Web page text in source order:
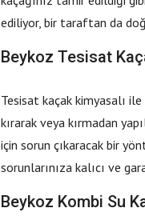
ediliyor, bir taraftan da
Beykoz Tesisat
Tesisat kaçak kimyasalı
kırarak veya kırmadan
için sorun çıkaracak bir
sorunlarınıza kalıcı ve
Beykoz Kombi Su